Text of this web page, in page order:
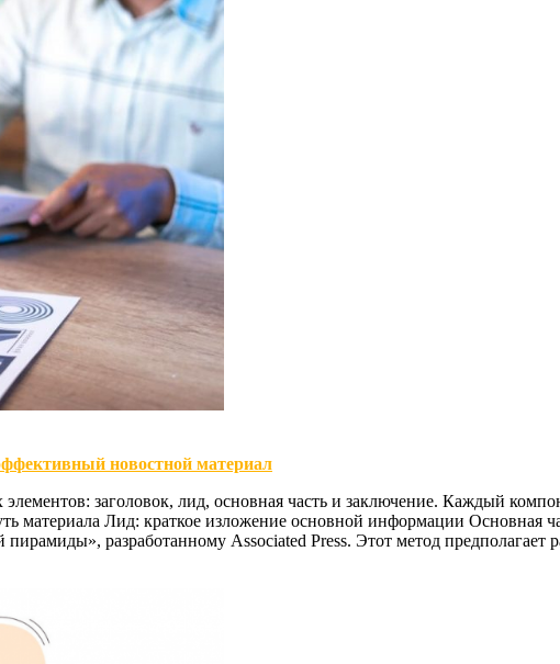
новостной материал
заголовок, лид, основная часть и заключение. Каждый
материала Лид: краткое изложение основной информации Основная
пирамиды», разработанному Associated Press. Этот метод